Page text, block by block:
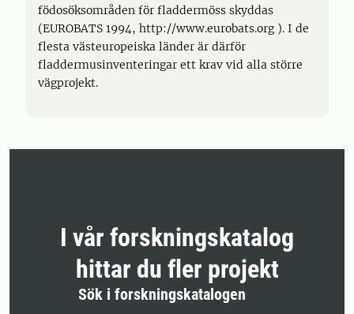
födosöksområden för fladdermöss skyddas
(EUROBATS 1994, http://www.eurobats.org ). I de
flesta västeuropeiska länder är därför
fladdermusinventeringar ett krav vid alla större
vägprojekt.
I vår forskningskatalog
hittar du fler projekt
Sök i forskningskatalogen